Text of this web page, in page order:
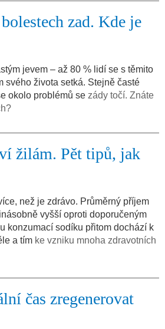
zad. Kde je
jevem – až 80 % lidí se s těmito
svého života setká. Stejně časté
okolo problémů se zády točí. Znáte
žilám. Pět tipů, jak
než je zdrávo. Průměrný příjem
vyšší oproti doporučeným
konzumací sodíku přitom dochází k
a tím ke vzniku mnoha zdravotních
čas zregenerovat